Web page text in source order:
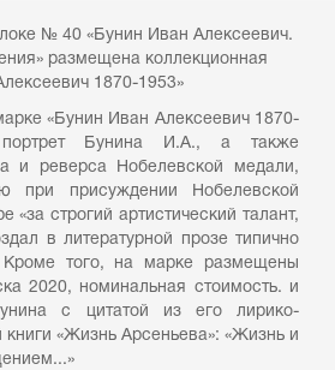
№ 40 «Бунин Иван Алексеевич.
размещена коллекционная
1870-1953»
«Бунин Иван Алексеевич 1870-
Бунина И.А., а также
и реверса Нобелевской медали,
при присуждении Нобелевской
«за строгий артистический талант,
в литературной прозе типично
Кроме того, на марке размещены
2020, номинальная стоимость. и
с цитатой из его лирико-
книги «Жизнь Арсеньева»: «Жизнь и